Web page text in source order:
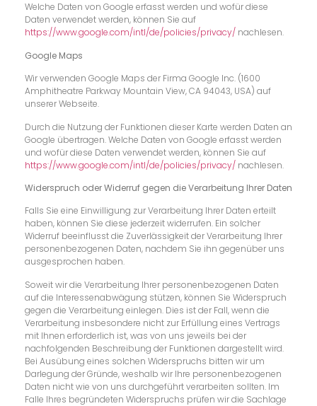
Welche Daten von Google erfasst werden und wofür diese
Daten verwendet werden, können Sie auf
https://www.google.com/intl/de/policies/privacy/ nachlesen.
Google Maps
Wir verwenden Google Maps der Firma Google Inc. (1600
Amphitheatre Parkway Mountain View, CA 94043, USA) auf
unserer Webseite.
Durch die Nutzung der Funktionen dieser Karte werden Daten an
Google übertragen. Welche Daten von Google erfasst werden
und wofür diese Daten verwendet werden, können Sie auf
https://www.google.com/intl/de/policies/privacy/ nachlesen.
Widerspruch oder Widerruf gegen die Verarbeitung Ihrer Daten
Falls Sie eine Einwilligung zur Verarbeitung Ihrer Daten erteilt
haben, können Sie diese jederzeit widerrufen. Ein solcher
Widerruf beeinflusst die Zuverlässigkeit der Verarbeitung Ihrer
personenbezogenen Daten, nachdem Sie ihn gegenüber uns
ausgesprochen haben.
Soweit wir die Verarbeitung Ihrer personenbezogenen Daten
auf die Interessenabwägung stützen, können Sie Widerspruch
gegen die Verarbeitung einlegen. Dies ist der Fall, wenn die
Verarbeitung insbesondere nicht zur Erfüllung eines Vertrags
mit Ihnen erforderlich ist, was von uns jeweils bei der
nachfolgenden Beschreibung der Funktionen dargestellt wird.
Bei Ausübung eines solchen Widerspruchs bitten wir um
Darlegung der Gründe, weshalb wir Ihre personenbezogenen
Daten nicht wie von uns durchgeführt verarbeiten sollten. Im
Falle Ihres begründeten Widerspruchs prüfen wir die Sachlage